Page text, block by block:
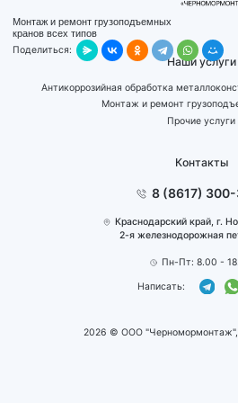
Монтаж и ремонт грузоподъемных
кранов всех типов
Поделиться:
Наши услуги
Антикоррозийная обработка
Монтаж и ремонт
Прочие услуги
Контакты
8 (8617)
Краснодарский край, г.
2-я железнодорожная
Пн-Пт: 8.00 -
Написать:
2026 © ООО